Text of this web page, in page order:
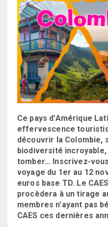
Ce pays d’Amérique
effervescence
découvrir la Colombie,
biodiversité incroyable,
tomber… Inscrivez-
voyage du 1er au 12
euros base TD. Le
procèdera à un tirage
membres n’ayant pas
CAES ces dernières